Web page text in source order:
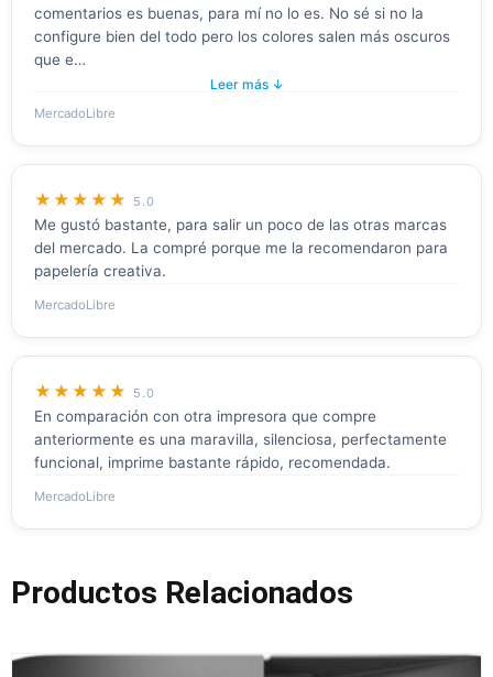
comentarios es buenas, para mí no lo es. No sé si no la
configure bien del todo pero los colores salen más oscuros
que e…
Leer más ↓
MercadoLibre
★★★★★ 5.0
Me gustó bastante, para salir un poco de las otras marcas
del mercado. La compré porque me la recomendaron para
papelería creativa.
MercadoLibre
★★★★★ 5.0
En comparación con otra impresora que compre
anteriormente es una maravilla, silenciosa, perfectamente
funcional, imprime bastante rápido, recomendada.
MercadoLibre
Productos Relacionados